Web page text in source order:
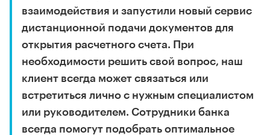
взаимодействия и запустили новый сервис
дистанционной подачи документов для
открытия расчетного счета. При
необходимости решить свой вопрос, наш
клиент всегда может связаться или
встретиться лично с нужным специалистом
или руководителем. Сотрудники банка
всегда помогут подобрать оптимальное